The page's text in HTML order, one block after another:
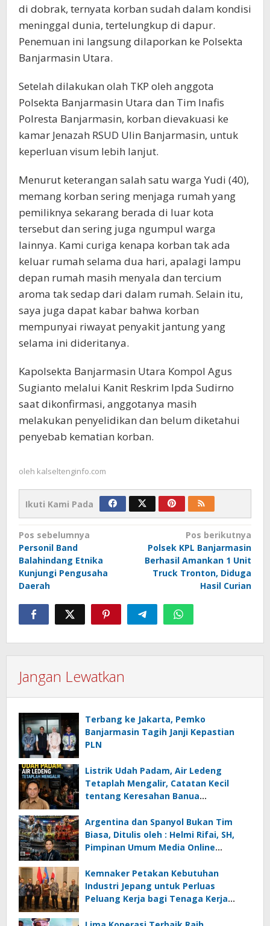
di dobrak, ternyata korban sudah dalam kondisi
meninggal dunia, tertelungkup di dapur.
Penemuan ini langsung dilaporkan ke Polsekta
Banjarmasin Utara.
Setelah dilakukan olah TKP oleh anggota
Polsekta Banjarmasin Utara dan Tim Inafis
Polresta Banjarmasin, korban dievakuasi ke
kamar Jenazah RSUD Ulin Banjarmasin, untuk
keperluan visum lebih lanjut.
Menurut keterangan salah satu warga Yudi (40),
memang korban sering menjaga rumah yang
pemiliknya sekarang berada di luar kota
tersebut dan sering juga ngumpul warga
lainnya. Kami curiga kenapa korban tak ada
keluar rumah selama dua hari, apalagi lampu
depan rumah masih menyala dan tercium
aroma tak sedap dari dalam rumah. Selain itu,
saya juga dapat kabar bahwa korban
mempunyai riwayat penyakit jantung yang
selama ini dideritanya.
Kapolsekta Banjarmasin Utara Kompol Agus
Sugianto melalui Kanit Reskrim Ipda Sudirno
saat dikonfirmasi, anggotanya masih
melakukan penyelidikan dan belum diketahui
penyebab kematian korban.
oleh kalseltenginfo.com
Ikuti Kami Pada
Navigasi
pos
Pos sebelumnya
Personil Band
Balahindang Etnika
Kunjungi Pengusaha
Daerah
Pos berikutnya
Polsek KPL Banjarmasin
Berhasil Amankan 1 Unit
Truck Tronton, Diduga
Hasil Curian
Jangan Lewatkan
Terbang ke Jakarta, Pemko
Banjarmasin Tagih Janji Kepastian
PLN
Listrik Udah Padam, Air Ledeng
Tetaplah Mengalir, Catatan Kecil
tentang Keresahan Banua
Ancaman Lingkungan, Oleh : Helmi
Rifai, SH
Argentina dan Spanyol Bukan Tim
Biasa, Ditulis oleh : Helmi Rifai, SH,
Pimpinan Umum Media Online
Kemnaker Petakan Kebutuhan
Industri Jepang untuk Perluas
Peluang Kerja bagi Tenaga Kerja